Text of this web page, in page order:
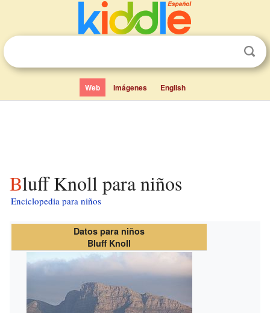
Web Imágenes English
Bluff Knoll para niños
Enciclopedia para niños
Datos para niños
Bluff Knoll